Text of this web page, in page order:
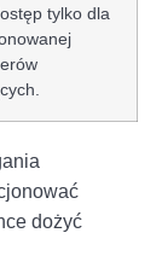
tylko dla
dożyć